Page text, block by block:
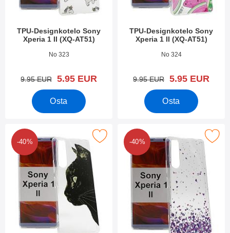
TPU-Designkotelo Sony
Xperia 1 II (XQ-AT51)
Tuote.nro 36703
No 323
vanha hinta
9.95 EUR uusi hinta
5.95 EUR
Osta
TPU-Designkotelo Sony
Xperia 1 II (XQ-AT51)
Tuote.nro 36702
No 324
vanha hinta
9.95 EUR uusi hinta
5.95 EUR
Osta
-40%
tPU-Designkotelo Sony Xperia 1 II (XQ-AT51) suosikiksi
-40%
Merkitse tPU-Designkotelo Sony